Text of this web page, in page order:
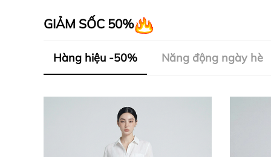
GIẢM SỐC 50%
Hàng hiệu -50% Năng động ngày hè